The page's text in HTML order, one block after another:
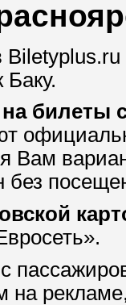
билеты
Вам
без